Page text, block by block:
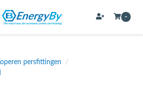
/ schroeven)
-
persfittingen
/